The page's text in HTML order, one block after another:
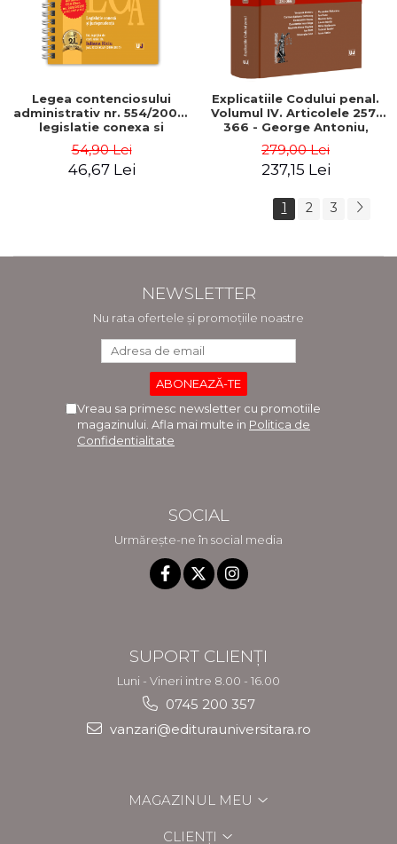
Legea contenciosului
administrativ nr. 554/2004,
legislatie conexa si
2025. Editie spiralata - Ed.
ingrijita de: Conf. univ. dr.
54,90 Lei
46,67 Lei
Explicatiile Codului penal.
Volumul IV. Articolele 257-
366 - George Antoniu,
279,00 Lei
237,15 Lei
1 2 3
NEWSLETTER
Nu rata ofertele și promoțiile noastre
Vreau sa primesc newsletter cu promotiile
magazinului. Afla mai multe in Politica de
Confidentialitate
SOCIAL
Urmărește-ne în social media
SUPORT CLIENȚI
Luni - Vineri intre 8.00 - 16.00
0745 200 357
vanzari@editurauniversitara.ro
MAGAZINUL MEU
CLIENȚI